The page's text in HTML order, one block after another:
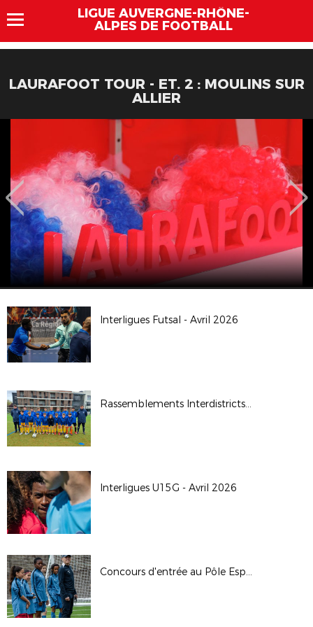
LIGUE AUVERGNE-RHÔNE-
ALPES DE FOOTBALL
LAURAFOOT TOUR - ET. 2 : MOULINS SUR
ALLIER
Interligues Futsal - Avril 2026
Rassemblements Interdistricts U14G - Avr. 2026
Interligues U15G - Avril 2026
Concours d'entrée au Pôle Espoirs - 2026